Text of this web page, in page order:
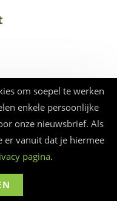
frankma
om soepel te werken
enkele persoonlijke
onze nieuwsbrief. Als
er vanuit dat je hiermee
pagina.